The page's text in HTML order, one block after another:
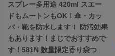
スプレー多用途 420ml スエー
ドもムートンもOK！傘・カッ
パ・靴を防水します！ 防汚効果
もあります！まじでおすすめで
す！581N 数量限定香り袋つ